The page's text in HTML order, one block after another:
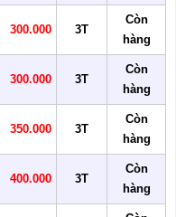
300.000 3T
Còn
hàng
300.000 3T
Còn
hàng
350.000 3T
Còn
hàng
400.000 3T
Còn
hàng